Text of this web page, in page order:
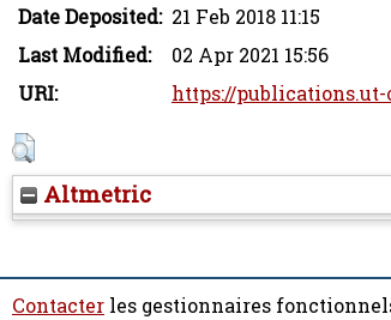
Date Deposited: 21 Feb 2018 11:15
Last Modified:
02 Apr 2021 15:56
URI:
https://
Altmetric
Contacter les gestionnaires